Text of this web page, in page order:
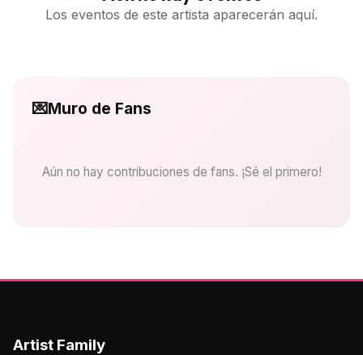
Los eventos de este artista aparecerán aquí.
💌Muro de Fans
Aún no hay contribuciones de fans. ¡Sé el primero!
Artist Family